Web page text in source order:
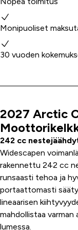
Monipuoliset
30 vuoden
Tuoteinfo
2027 Arctic
242 cc
Widescapen
rakennettu 242 cc
runsaasti tehoa ja
portaattomasti
lineaarisen
mahdollistaa varman
lumessa.